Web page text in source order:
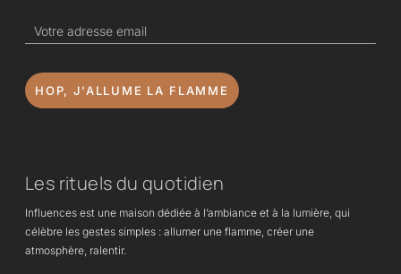
HOP, J'ALLUME LA FLAMME
Les rituels du quotidien
Influences est une maison dédiée à l’ambiance et à la lumière, qui
célèbre les gestes simples : allumer une flamme, créer une
atmosphère, ralentir.